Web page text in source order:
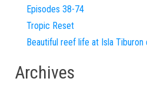
Episodes 38-74
Tropic Reset
Beautiful reef life at Isla
Archives